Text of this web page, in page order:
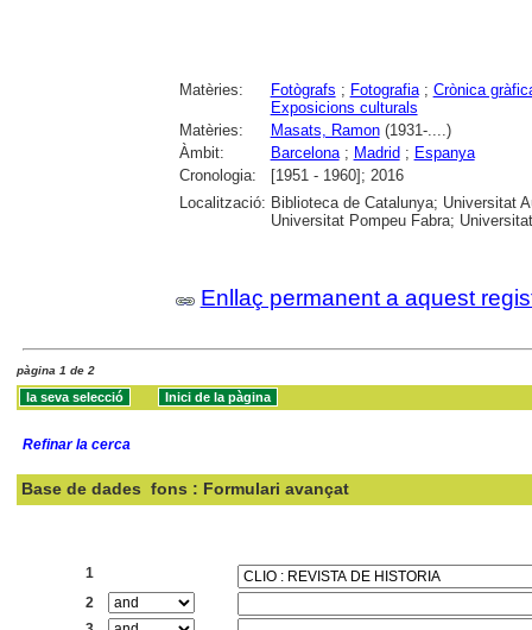
Matèries: Fotògrafs ; Fotografia; Crònica
Exposicions culturals
Matèries:
Masats, Ramon(1931-....)
Àmbit:
Barcelona; Madrid ; Espanya
Cronologia:
[1951 - 1960]; 2016
Localització: Biblioteca de Catalunya; Universitat
Universitat Pompeu Fabra;
Enllaç permanent a aquest
pàgina 1 de 2
Refinar la cerca
Base de dades fons : Formulari avançat
1
2